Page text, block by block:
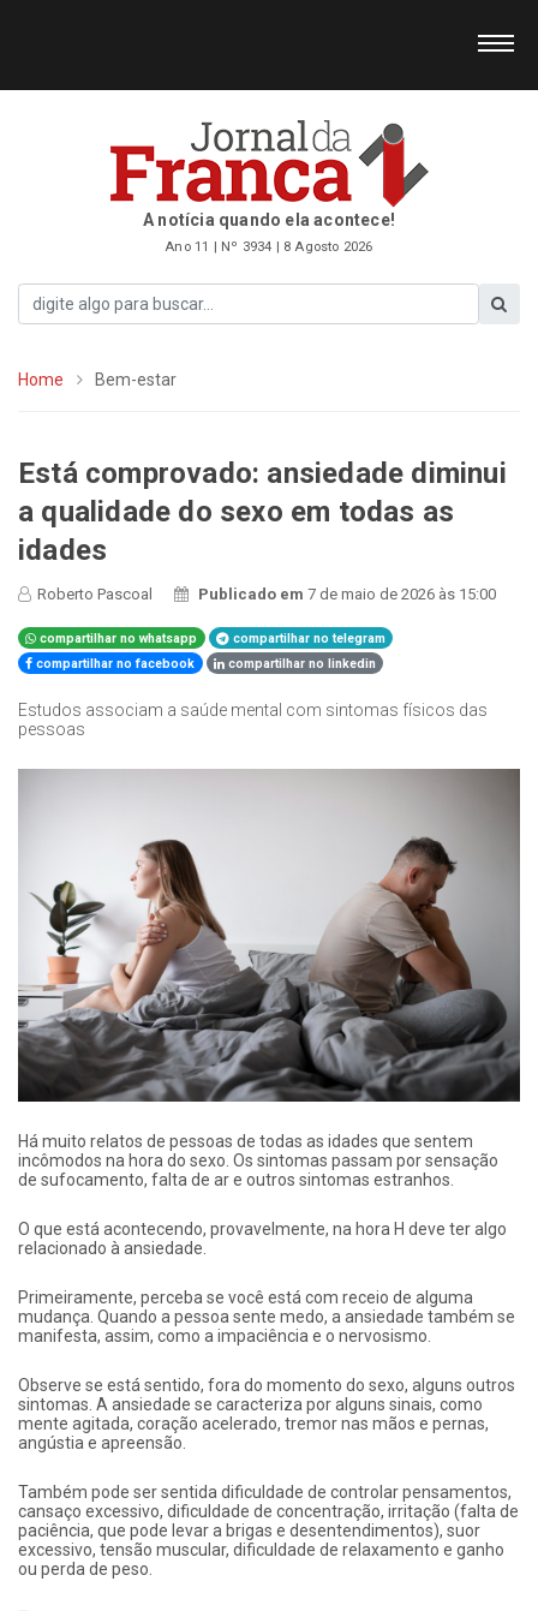
A notícia quando ela acontece!
Ano 11 | Nº 3934 | 8 Agosto 2026
Home Bem-estar
Está comprovado: ansiedade diminui
a qualidade do sexo em todas as
idades
Roberto Pascoal Publicado em7 de maio de 2026 às 15:00
compartilhar no whatsapp
compartilhar no telegram
compartilhar no facebook
compartilhar no linkedin
Estudos associam a saúde mental com sintomas físicos das
pessoas
Há muito relatos de pessoas de todas as idades que sentem
incômodos na hora do sexo. Os sintomas passam por sensação
de sufocamento, falta de ar e outros sintomas estranhos.
O que está acontecendo, provavelmente, na hora H deve ter algo
relacionado à ansiedade.
Primeiramente, perceba se você está com receio de alguma
mudança. Quando a pessoa sente medo, a ansiedade também se
manifesta, assim, como a impaciência e o nervosismo.
Observe se está sentido, fora do momento do sexo, alguns outros
sintomas. A ansiedade se caracteriza por alguns sinais, como
mente agitada, coração acelerado, tremor nas mãos e pernas,
angústia e apreensão.
Também pode ser sentida dificuldade de controlar pensamentos,
cansaço excessivo, dificuldade de concentração, irritação (falta de
paciência, que pode levar a brigas e desentendimentos), suor
excessivo, tensão muscular, dificuldade de relaxamento e ganho
ou perda de peso.